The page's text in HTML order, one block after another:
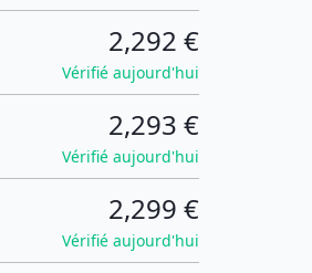
2,292 €
Vérifié aujourd'hui
2,293 €
Vérifié aujourd'hui
2,299 €
Vérifié aujourd'hui